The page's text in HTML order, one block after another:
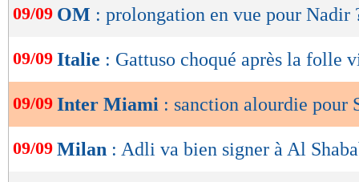
de
OK
09/09 OM : prolongation en vue pour Nadir
09/09 Italie : Gattuso choqué après la folle
09/09 Inter Miami : sanction alourdie pour
09/09 Milan : Adli va bien signer à Al